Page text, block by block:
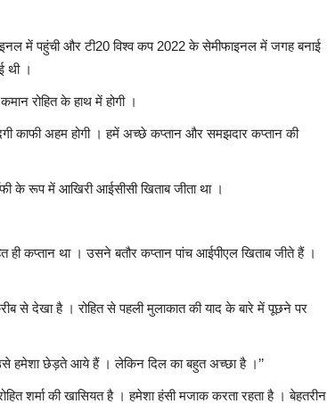
में पहुंची और टी20 विश्व कप 2022 के सेमीफाइनल में जगह बनाई
थी ।
रोहित के हाथ में होगी ।
काफी अहम होगी । हमें अच्छे कप्तान और समझदार कप्तान की
के रूप में आखिरी आईसीसी खिताब जीता था ।
ही कप्तान था । उसने बतौर कप्तान पांच आईपीएल खिताब जीते हैं ।
से देखा है । रोहित से पहली मुलाकात की याद के बारे में पूछने पर
हमेशा छेड़ते आये हैं । लेकिन दिल का बहुत अच्छा है ।’’
शर्मा की खासियत है । हमेशा हंसी मजाक करता रहता है । बेहतरीन